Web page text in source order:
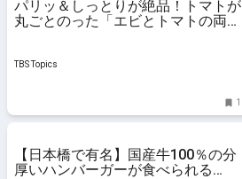
パリッ＆しっとりが絶品！トマトが
丸ごとのった「エビとトマトの両面
TBS Topics
1
【日本橋で有名】国産牛100％の分
厚いハンバーガーが食べられる